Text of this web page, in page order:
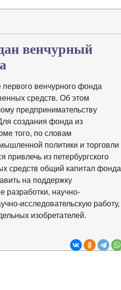
венчурный
венчурного фонда
средств. Об этом
предпринимательству
создания фонда из
того, по словам
политики и торговли
из петербургского
средств общий капитал фонда
на поддержку
разработки, научно-
исследовательскую работу,
изобретателей.